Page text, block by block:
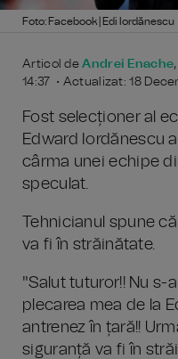
Foto: Facebook | Edi Iordănescu
Articol deAndrei Enache
14:37 • Actualizat: 18
Fost selecționer al
Edward Iordănescu
cârma unei echipe
speculat.
Tehnicianul spune
va fi în străinătate.
"Salut tuturor!! Nu s-
plecarea mea de la
antrenez în țară!!
siguranță va fi în